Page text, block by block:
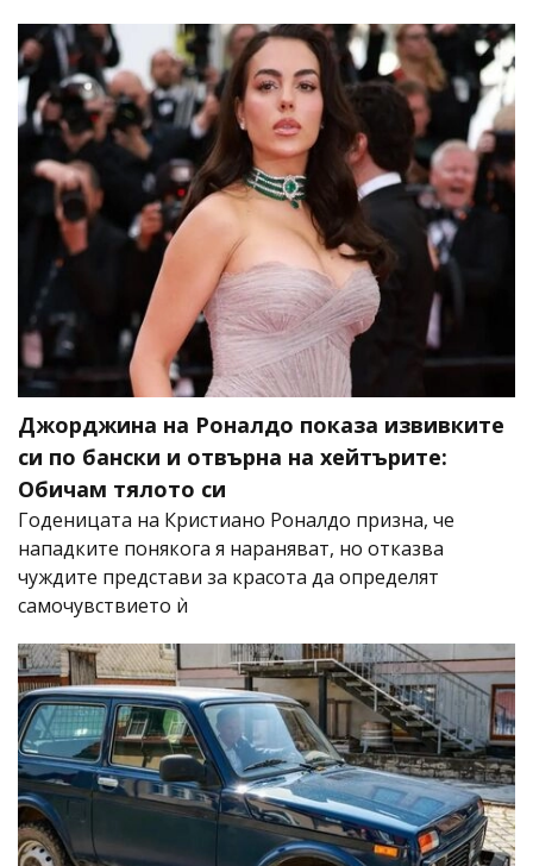
Джорджина на Роналдо показа извивките
си по бански и отвърна на хейтърите:
Обичам тялото си
Годеницата на Кристиано Роналдо призна, че
нападките понякога я нараняват, но отказва
чуждите представи за красота да определят
самочувствието ѝ